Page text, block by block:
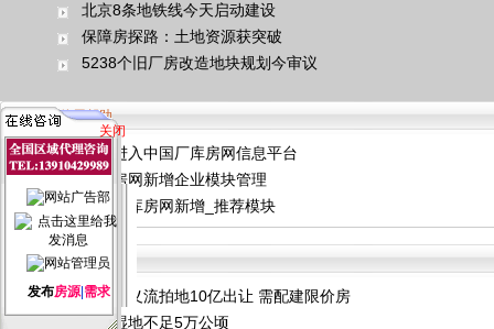
北京8条地铁线今天启动建设
保障房探路：土地资源获突破
5238个旧厂房改造地块规划今审议
网站使用帮助
欢迎进入中国厂库房网信息平台
厂库房网新增企业模块管理
中国厂库房网新增_推荐模块
土地资源
北京顺义流拍地10亿出让 需配建限价房
北京湿地不足5万公顷
关闭
发布房源| 需求